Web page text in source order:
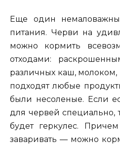
Еще один
питания. Черви на
можно кормить
отходами:
различных каш,
подходят любые
были несоленые. Если
для червей специально,
будет геркулес.
заваривать — можно